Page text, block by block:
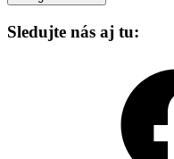
Sledujte nás aj tu: